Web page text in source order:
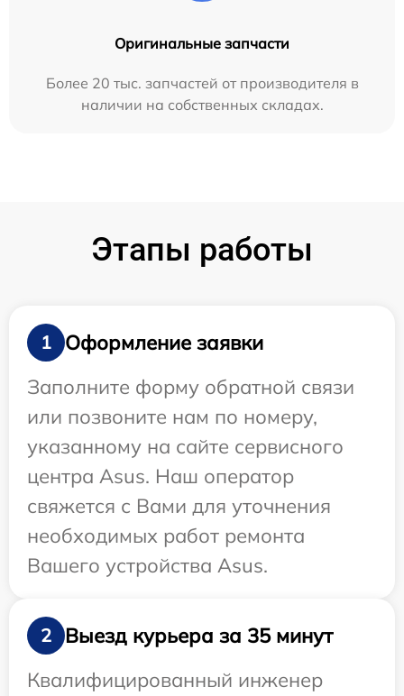
Оригинальные запчасти
Более 20 тыс. запчастей от производителя в
наличии на собственных складах.
Этапы работы
1
Оформление заявки
Заполните форму обратной связи
или позвоните нам по номеру,
указанному на сайте сервисного
центра Asus. Наш оператор
свяжется с Вами для уточнения
необходимых работ ремонта
Вашего устройства Asus.
2
Выезд курьера за 35 минут
Квалифицированный инженер